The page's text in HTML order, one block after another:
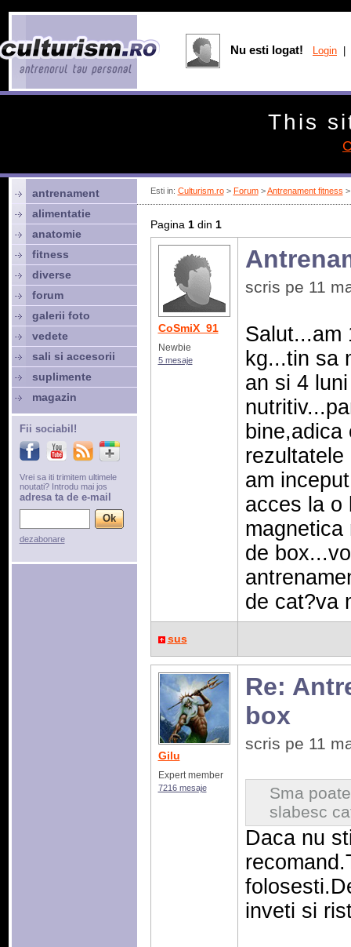
Esti in: Culturism.ro> Forum>Antrenament fitness
Pagina 1din 1
CoSmiX_91
Newbie
5 mesaje
scris pe 11
Salut...am
kg...tin sa
an si 4
bine,adica
rezultatele
am
acces la o
magnetica
de
de cat?va
sus
Gilu
Expert member
7216 mesaje
Re:
box
scris pe 11
Sma
slabesc
Daca nu
inveti si
antrenament
alimentatie
anatomie
fitness
diverse
forum
galerii foto
vedete
sali si accesorii
suplimente
magazin
Fii sociabil!
Vrei sa iti trimitem ultimele
noutati? Introdu mai jos
adresa ta de e-mail
dezabonare
Nu esti logat! Login
This